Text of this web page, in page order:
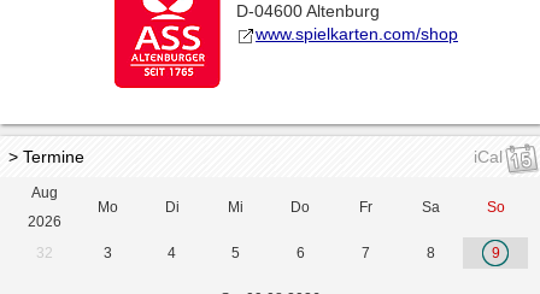
D-04600 Altenburg
www.spielkarten.com/shop
> Termine iCal
Aug
2026
Mo Di Mi Do Fr Sa So
32 3 4 5 6 7 8 9